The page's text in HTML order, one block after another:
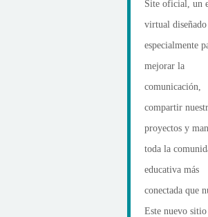
Site oficial, un
virtual diseñado
especialmente
mejorar la
comunicación,
compartir
proyectos y
toda la
educativa más
conectada que
Este nuevo